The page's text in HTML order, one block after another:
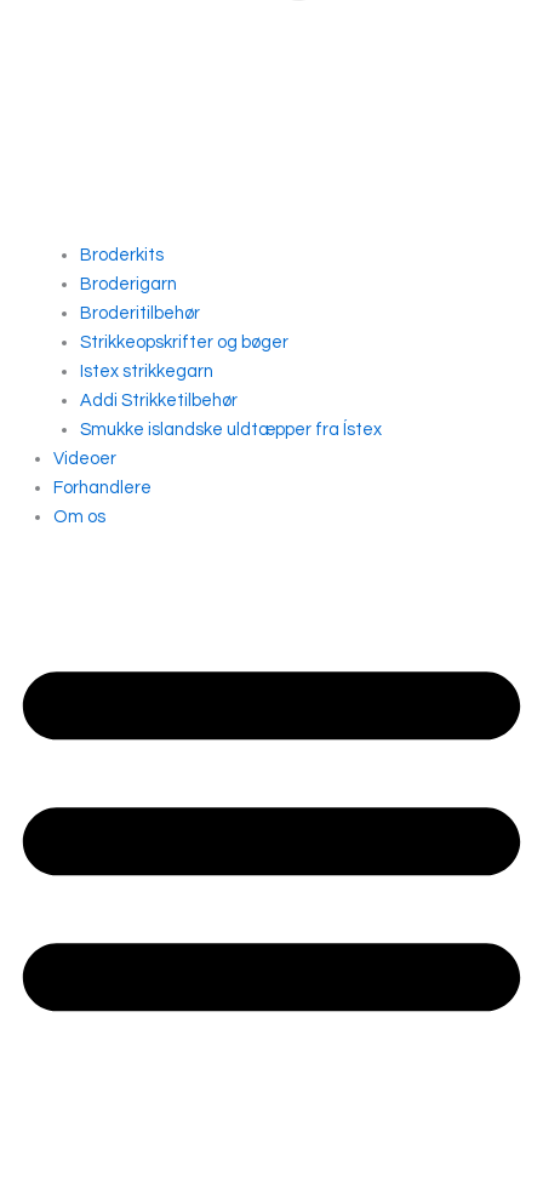
Broderkits
Broderigarn
Broderitilbehør
Strikkeopskrifter og bøger
Istex strikkegarn
Addi Strikketilbehør
Smukke islandske uldtæpper fra Ístex
Videoer
Forhandlere
Om os